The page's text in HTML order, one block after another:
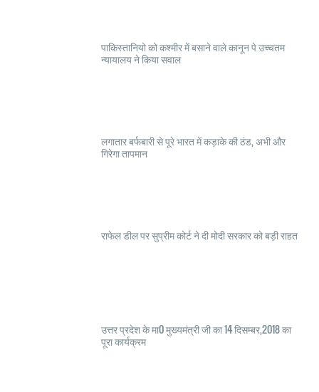
पाकिस्तानियो को कश्मीर में बसाने वाले कानून पे उच्चतम
न्यायालय ने किया सवाल
लगातार बर्फबारी से पूरे भारत में कड़ाके की ठंड, अभी और
गिरेगा तापमान
राफेल डील पर सुप्रीम कोर्ट ने दी मोदी सरकार को बड़ी राहत
उत्तर प्रदेश के मा0 मुख्यमंत्री जी का 14 दिसम्बर,2018 का
पूरा कार्यक्रम